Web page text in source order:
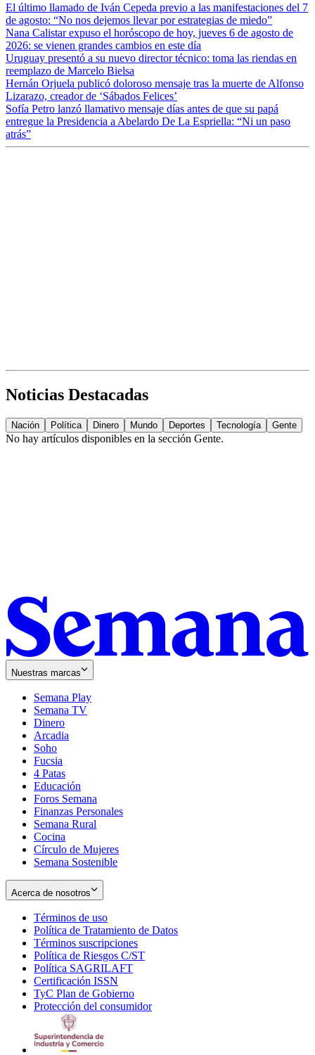
El último llamado de Iván Cepeda previo a las manifestaciones del 7
de agosto: “No nos dejemos llevar por estrategias de miedo”
Nana Calistar expuso el horóscopo de hoy, jueves 6 de agosto de
2026: se vienen grandes cambios en este día
Uruguay presentó a su nuevo director técnico: toma las riendas en
reemplazo de Marcelo Bielsa
Hernán Orjuela publicó doloroso mensaje tras la muerte de Alfonso
Lizarazo, creador de ‘Sábados Felices’
Sofía Petro lanzó llamativo mensaje días antes de que su papá
entregue la Presidencia a Abelardo De La Espriella: “Ni un paso
atrás”
Noticias Destacadas
Nación Política Dinero Mundo Deportes Tecnología Gente
No hay artículos disponibles en la sección Gente.
Nuestras marcas
Semana Play
Semana TV
Dinero
Arcadia
Soho
in
new
window
Fucsia
in
new
window
4 Patas
Educación
Foros Semana
Finanzas Personales
Semana Rural
Cocina
Círculo de Mujeres
Semana Sostenible
Acerca de nosotros
Términos de uso
in
new
window
Política de Tratamiento de Datos
Términos suscripciones
in
Política de Riesgos C/ST
Política SAGRILAFT
new
window
Certificación ISSN
in
new
TyC Plan de Gobierno
in
Protección del consumidorOpens